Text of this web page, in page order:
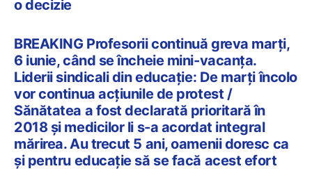
o decizie
BREAKING Profesorii continuă greva marți,
6 iunie, când se încheie mini-vacanța.
Liderii sindicali din educație: De marți încolo
vor continua acțiunile de protest /
Sănătatea a fost declarată prioritară în
2018 și medicilor li s-a acordat integral
mărirea. Au trecut 5 ani, oamenii doresc ca
și pentru educație să se facă acest efort